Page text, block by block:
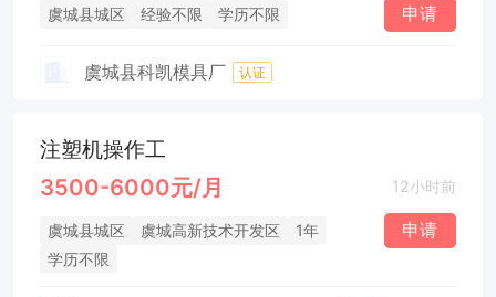
虞城县城区 经验不限 学历不限 申请
虞城县科凯模具厂 认证
注塑机操作工
3500-6000元/月 12小时前
虞城县城区 虞城高新技术开发区
1年
学历不限
申请